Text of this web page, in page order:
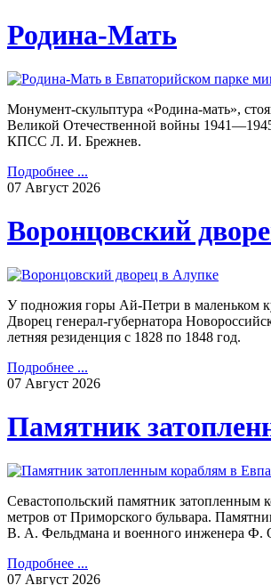
Родина-Мать
Монумент-скульптура «Родина-мать»,
Великой Отечественной войны
КПСС Л. И. Брежнев.
Подробнее ...
07 Август 2026
Воронцовский
У подножия горы Ай-Петри в маленьком
Дворец генерал-губернатора
летняя резиденция с 1828 по 1848 год.
Подробнее ...
07 Август 2026
Памятник
Севастопольский памятник затопленным
метров от Приморского бульвара.
В. А. Фельдмана и военного инженера Ф.
Подробнее ...
07 Август 2026